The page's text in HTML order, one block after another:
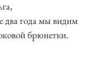
два года мы видим
брюнетки.